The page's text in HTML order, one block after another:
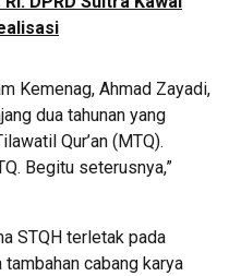
Kemenag, Ahmad Zayadi,
dua tahunan yang
Qur’an (MTQ).
Begitu seterusnya,”
STQH terletak pada
tambahan cabang karya